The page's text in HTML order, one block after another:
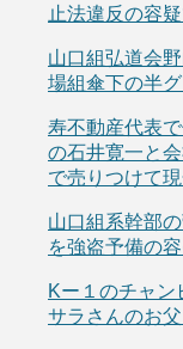
止法違反の容疑
山口組弘道会
場組傘下の半
寿不動産代表
の石井寛一と
で売りつけて
山口組系幹部
を強盗予備の容
Kー１のチャン
サラさんのお